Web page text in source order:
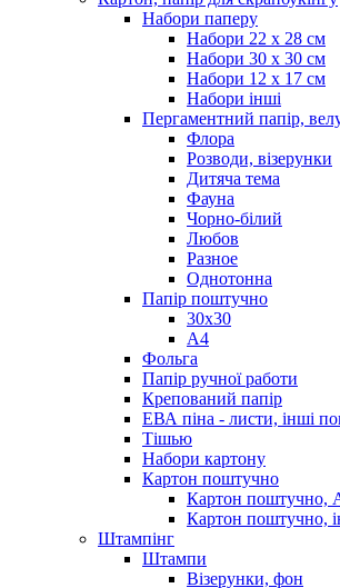
Набори паперу
Набори 22 х 28 см
Набори 30 х 30 см
Набори 12 х 17 см
Набори інші
Пергаментний папір,
Флора
Розводи, візерунки
Дитяча тема
Фауна
Чорно-білий
Любов
Разное
Однотонна
Папір поштучно
30х30
А4
Фольга
Папір ручної работи
Крепований папір
ЕВА піна - листи, інші
Тішью
Набори картону
Картон поштучно
Картон поштучно,
Картон поштучно,
Штампінг
Штампи
Візерунки, фон